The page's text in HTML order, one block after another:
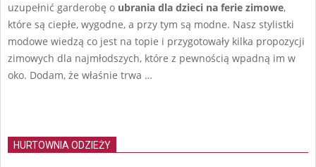
uzupełnić garderobę o ubrania dla dzieci na ferie zimowe,
które są ciepłe, wygodne, a przy tym są modne. Nasz stylistki
modowe wiedzą co jest na topie i przygotowały kilka propozycji
zimowych dla najmłodszych, które z pewnością wpadną im w
oko. Dodam, że właśnie trwa …
HURTOWNIA ODZIEŻY